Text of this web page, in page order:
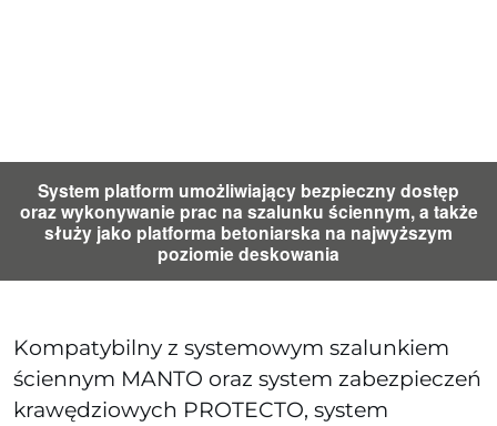
System platform umożliwiający bezpieczny dostęp
oraz wykonywanie prac na szalunku ściennym, a także
służy jako platforma betoniarska na najwyższym
poziomie deskowania
Kompatybilny z systemowym szalunkiem
ściennym MANTO oraz system zabezpieczeń
krawędziowych PROTECTO, system